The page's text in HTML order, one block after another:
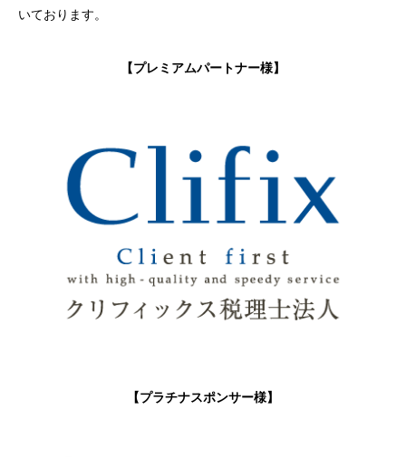
いております。
【プレミアムパートナー様】
【プラチナスポンサー様】